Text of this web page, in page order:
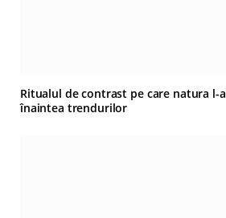
Ritualul de contrast pe care natura l-
înaintea trendurilor